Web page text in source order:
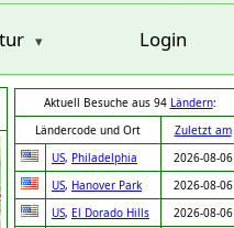
Login
Aktuell Besuche aus 94 Ländern:
Ländercode und Ort
Zuletzt am
US, Philadelphia
2026-08-06
US, Hanover Park
2026-08-06
US, El Dorado Hills
2026-08-06